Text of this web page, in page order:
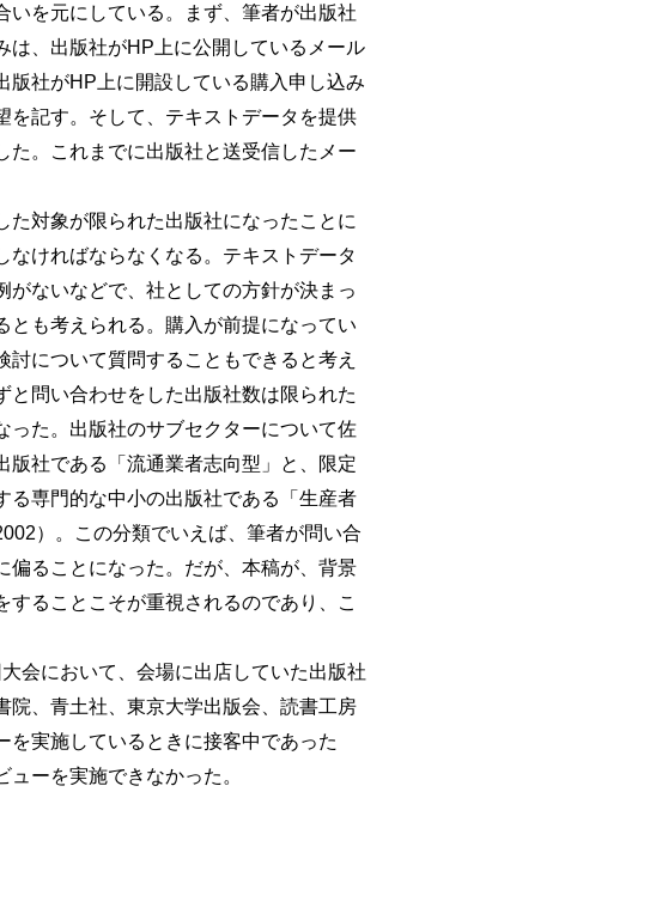
を元にしている。まず、筆者が出版社
は、出版社がHP上に公開しているメール
版社がHP上に開設している購入申し込み
を記す。そして、テキストデータを提供
た。これまでに出版社と送受信したメー
対象が限られた出版社になったことに
ければならなくなる。テキストデータ
ないなどで、社としての方針が決まっ
も考えられる。購入が前提になってい
について質問することもできると考え
問い合わせをした出版社数は限られた
った。出版社のサブセクターについて佐
社である「流通業者志向型」と、限定
る専門的な中小の出版社である「生産者
）。この分類でいえば、筆者が問い合
偏ることになった。だが、本稿が、背景
ることこそが重視されるのであり、こ
会において、会場に出店していた出版社
院、青土社、東京大学出版会、読書工房
実施しているときに接客中であった
ーを実施できなかった。